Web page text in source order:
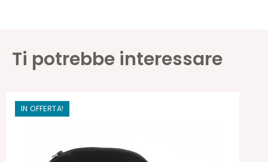
Ti potrebbe interessare
IN OFFERTA!